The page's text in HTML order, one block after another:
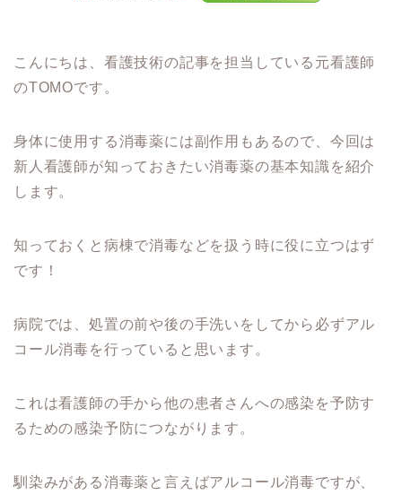
こんにちは、看護技術の記事を担当している元看護師
のTOMOです。
身体に使用する消毒薬には副作用もあるので、今回は
新人看護師が知っておきたい消毒薬の基本知識を紹介
します。
知っておくと病棟で消毒などを扱う時に役に立つはず
です！
病院では、処置の前や後の手洗いをしてから必ずアル
コール消毒を行っていると思います。
これは看護師の手から他の患者さんへの感染を予防す
るための感染予防につながります。
馴染みがある消毒薬と言えばアルコール消毒ですが、